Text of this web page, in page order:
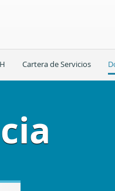
Cartera de Servicios